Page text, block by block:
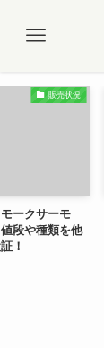
販売状況
ークサーモ
段や種類を他
！